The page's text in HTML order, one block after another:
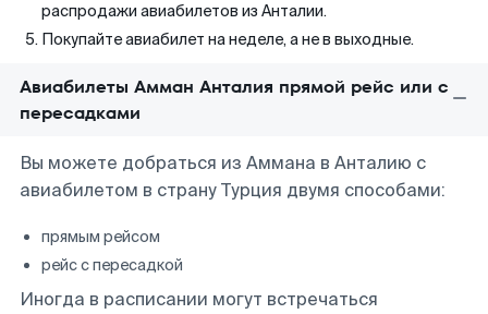
распродажи авиабилетов из Анталии.
Покупайте авиабилет на неделе, а не в выходные.
Авиабилеты Амман Анталия прямой рейс или с
пересадками
Вы можете добраться из Аммана в Анталию с
авиабилетом в страну Турция двумя способами:
прямым рейсом
рейс с пересадкой
Иногда в расписании могут встречаться